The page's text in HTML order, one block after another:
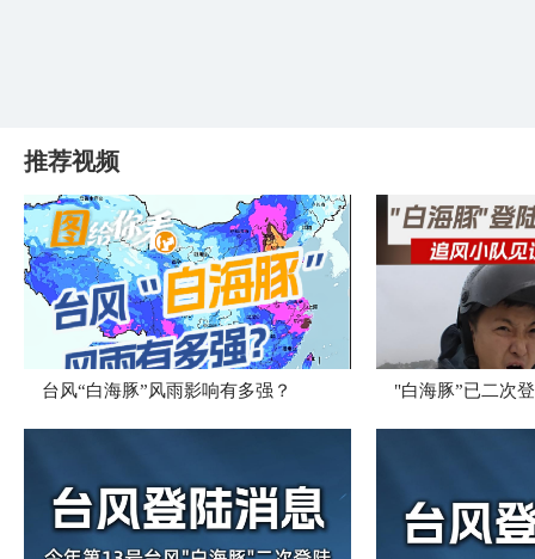
推荐视频
台风“白海豚”风雨影响有多强？ "白海豚”已二次